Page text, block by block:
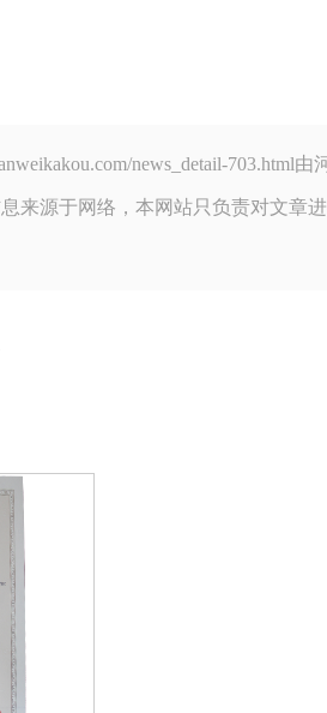
news_detail-
来源于网络，本网站只负责对文章